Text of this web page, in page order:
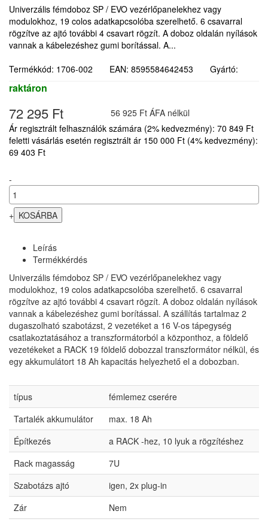
Univerzális fémdoboz SP / EVO vezérlőpanelekhez vagy
modulokhoz, 19 colos adatkapcsolóba szerelhető. 6 csavarral
rögzítve az ajtó további 4 csavart rögzít. A doboz oldalán nyílások
vannak a kábelezéshez gumi borítással. A...
Termékkód: 1706-002 EAN: 8595584642453 Gyártó:
raktáron
72 295 Ft
56 925 Ft ÁFA nélkül
Ár regisztrált felhasználók számára (2% kedvezmény): 70 849 Ft
feletti vásárlás esetén regisztrált ár 150 000 Ft (4% kedvezmény):
69 403 Ft
-
+
Leírás
Termékkérdés
Univerzális fémdoboz SP / EVO vezérlőpanelekhez vagy
modulokhoz, 19 colos adatkapcsolóba szerelhető. 6 csavarral
rögzítve az ajtó további 4 csavart rögzít. A doboz oldalán nyílások
vannak a kábelezéshez gumi borítással. A szállítás tartalmaz 2
dugaszolható szabotázst, 2 vezetéket a 16 V-os tápegység
csatlakoztatásához a transzformátorból a központhoz, a földelő
vezetékeket a RACK 19 földelő dobozzal transzformátor nélkül, és
egy akkumulátort 18 Ah kapacitás helyezhető el a dobozban.
típus
fémlemez cserére
Tartalék akkumulátor
max. 18 Ah
Építkezés
a RACK -hez, 10 lyuk a rögzítéshez
Rack magasság
7U
Szabotázs ajtó
igen, 2x plug-in
Zár
Nem